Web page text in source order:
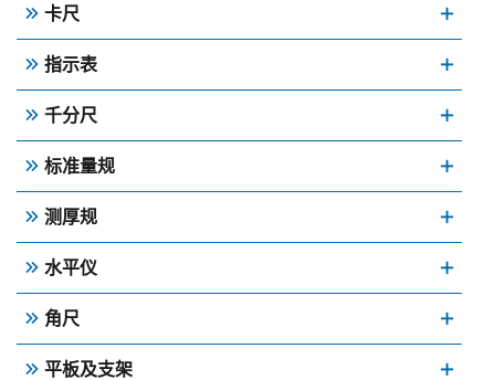
卡尺
指示表
千分尺
标准量规
测厚规
水平仪
角尺
平板及支架